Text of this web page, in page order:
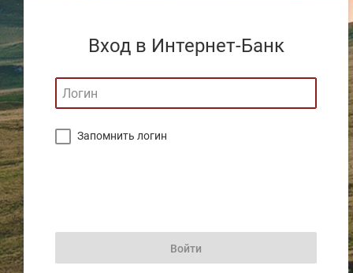
Вход в Интернет-Банк
Запомнить логин